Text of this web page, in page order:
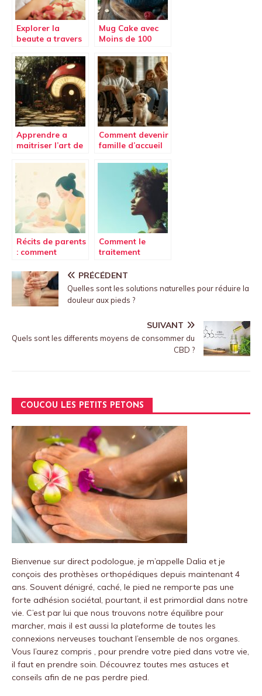
Explorer la
beaute a travers
l’importance du
blog
Mug Cake avec
Moins de 100
Versions au
Sirop d’Agave
Apprendre a
maitriser l’art de
Guide DIY pour
Comment devenir
famille d’accueil
guide : étapes et
engagement
Récits de parents
: comment
d’un bébé
constipé
efficacement à la
maison
Comment le
traitement
favorise la
repousse des
cheveux
PRÉCÉDENT
Quelles sont les solutions naturelles pour réduire la
douleur aux pieds ?
SUIVANT
Quels sont les differents moyens de consommer du
CBD ?
COUCOU LES PETITS PETONS
Bienvenue sur direct podologue, je m’appelle Dalia et je
conçois des prothèses orthopédiques depuis maintenant 4
ans. Souvent dénigré, caché, le pied ne remporte pas une
forte adhésion sociétal, pourtant, il est primordial dans notre
vie. C’est par lui que nous trouvons notre équilibre pour
marcher, mais il est aussi la plateforme de toutes les
connexions nerveuses touchant l’ensemble de nos organes.
Vous l’aurez compris , pour prendre votre pied dans votre vie,
il faut en prendre soin. Découvrez toutes mes astuces et
conseils afin de ne pas perdre pied.